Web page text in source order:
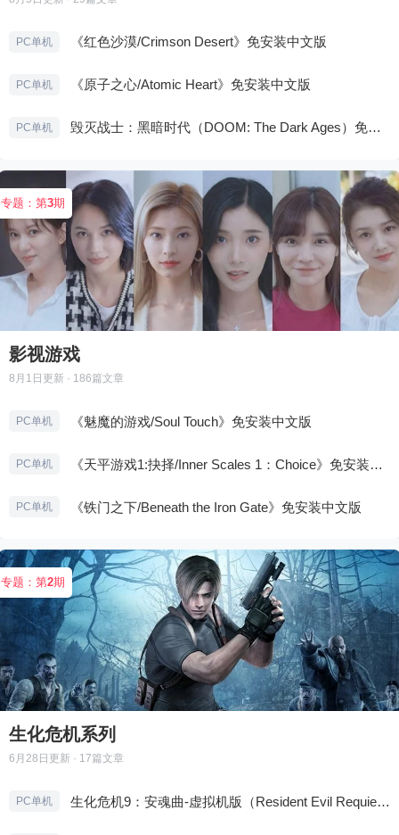
PC单机 《红色沙漠/Crimson Desert》免安装中文版
PC单机 《原子之心/Atomic Heart》免安装中文版
PC单机 毁灭战士：黑暗时代（DOOM: The Dark Ages）免安装中文版
专题：第3期
影视游戏
8月1日 更新 · 186篇文章
PC单机 《魅魔的游戏/Soul Touch》免安装中文版
PC单机 《天平游戏1:抉择/Inner Scales 1：Choice》免安装中文版
PC单机 《铁门之下/Beneath the Iron Gate》免安装中文版
专题：第2期
生化危机系列
6月28日 更新 · 17篇文章
PC单机 生化危机9：安魂曲-虚拟机版（Resident Evil Requiem HYPERVISOR）免安装中文版